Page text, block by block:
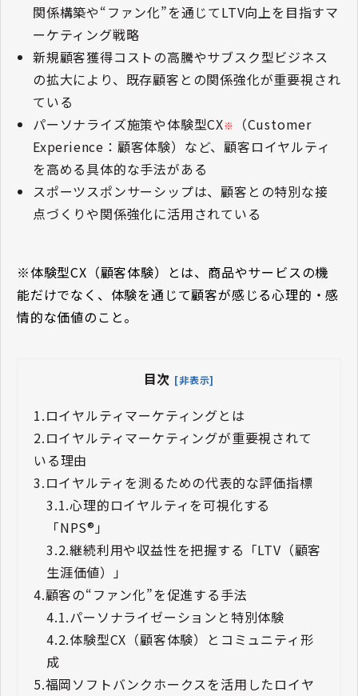
関係構築や“ファン化”を通じてLTV向上を目指すマ
ーケティング戦略
新規顧客獲得コストの高騰やサブスク型ビジネス
の拡大により、既存顧客との関係強化が重要視され
ている
パーソナライズ施策や体験型CX※
（Customer
Experience：顧客体験）など、顧客ロイヤルティ
を高める具体的な手法がある
スポーツスポンサーシップは、顧客との特別な接
点づくりや関係強化に活用されている
※体験型CX（顧客体験）とは、商品やサービスの機
能だけでなく、体験を通じて顧客が感じる心理的・感
情的な価値のこと。
目次 [非表示]
1.ロイヤルティマーケティングとは
2.ロイヤルティマーケティングが重要視されて
いる理由
3.ロイヤルティを測るための代表的な評価指標
3.1.心理的ロイヤルティを可視化する
「NPS®」
3.2.継続利用や収益性を把握する「LTV（顧客
生涯価値）」
4.顧客の“ファン化”を促進する手法
4.1.パーソナライゼーションと特別体験
4.2.体験型CX（顧客体験）とコミュニティ形
成
5.福岡ソフトバンクホークスを活用したロイヤ